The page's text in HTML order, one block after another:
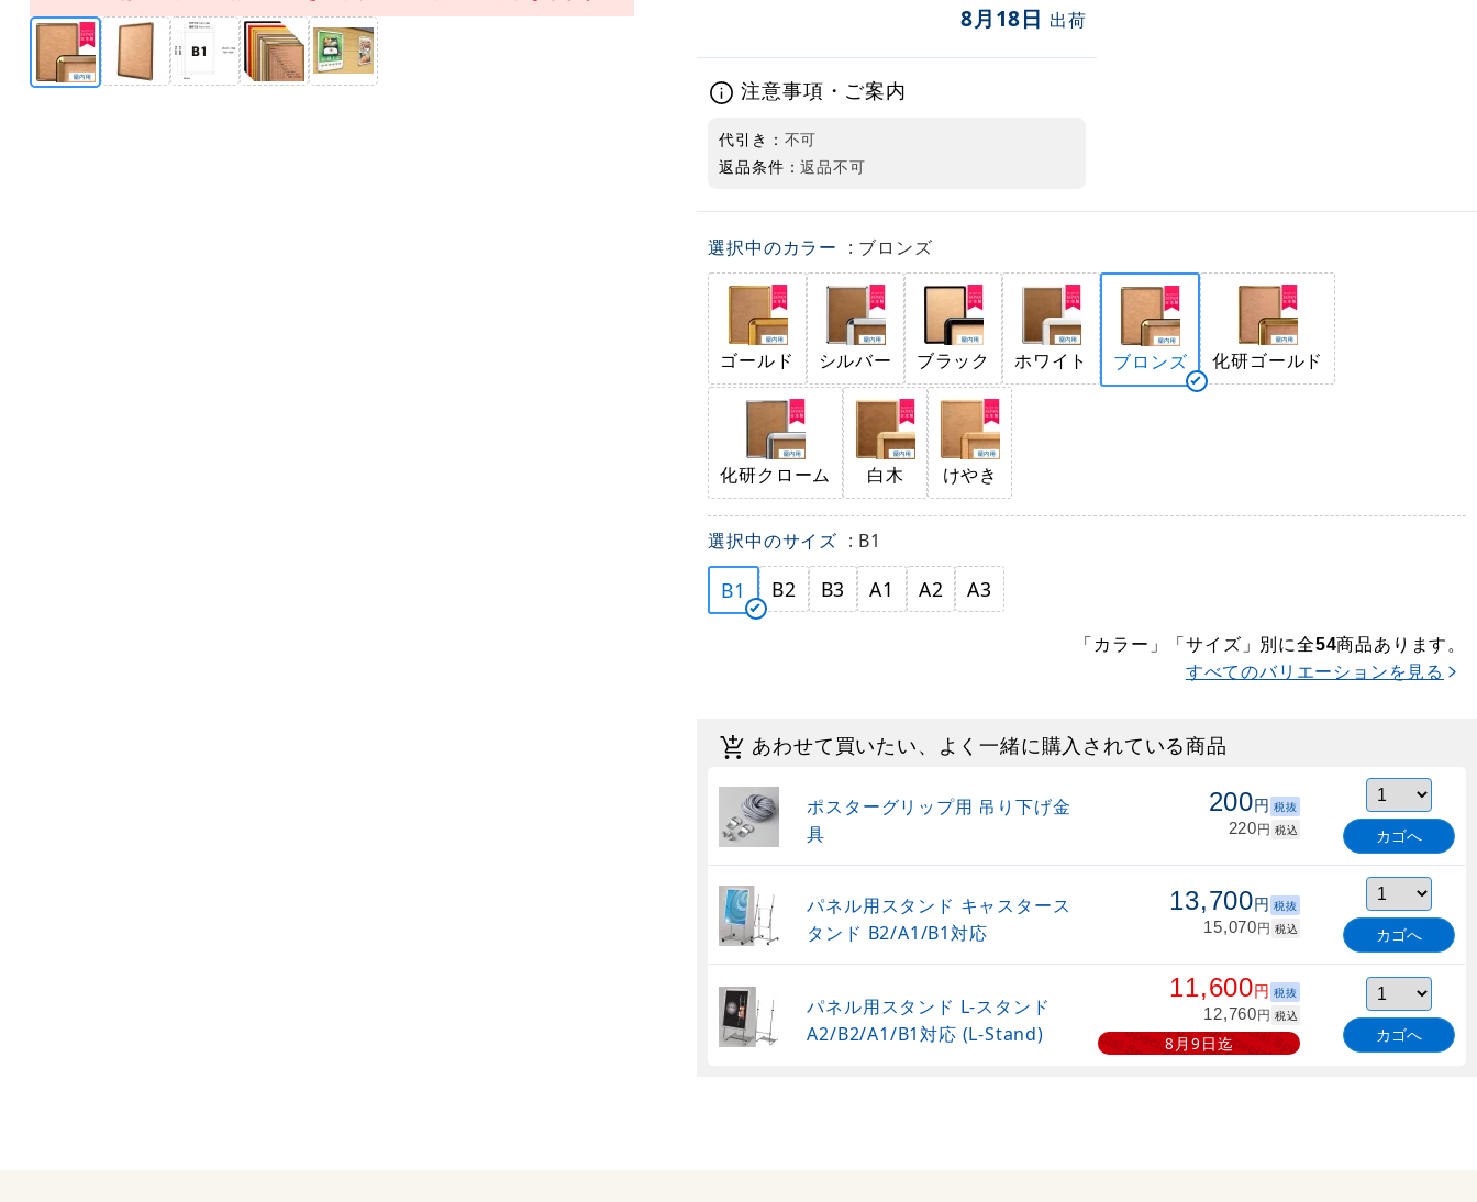
8月18日 出荷
注意事項・ご案内
代引き： 不可
返品条件：返品不可
選択中のカラー : ブロンズ
ゴールド シルバー ブラック ホワイト ブロンズ 化研ゴールド
化研クローム 白木 けやき
選択中のサイズ : B1
B1 B2 B3 A1 A2 A3
「カラー」「サイズ」別に全54商品あります。
すべてのバリエーションを見る
あわせて買いたい、よく一緒に購入されている商品
ポスターグリップ用 吊り下げ金
具
200円 税抜
220円 税込 カゴへ
パネル用スタンド キャスタース
タンド B2/A1/B1対応
13,700円 税抜
15,070円 税込 カゴへ
パネル用スタンド L-スタンド
A2/B2/A1/B1対応 (L-Stand)
11,600円 税抜
12,760円 税込
8月9日迄 カゴへ